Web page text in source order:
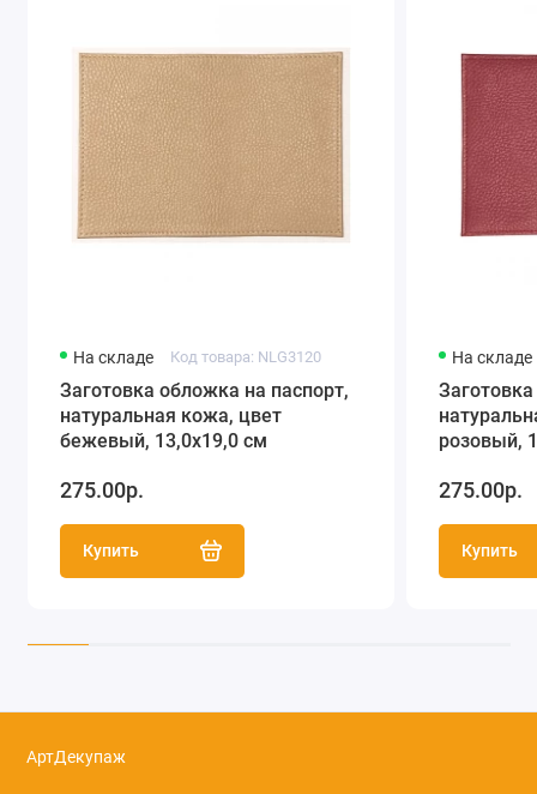
На складе Код товара: NLG3120
Заготовка обложка на паспорт,
натуральная кожа, цвет
бежевый, 13,0х19,0 см
275.00р.
Купить
На складе
розовый,
275.00р.
Купить
АртДекупаж